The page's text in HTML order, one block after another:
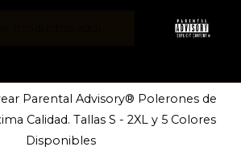
Parental Advisory® Polerones de
Calidad. Tallas S - 2XL y 5 Colores
Disponibles